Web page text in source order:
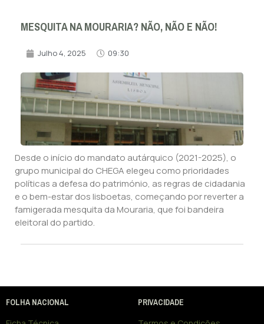
MESQUITA NA MOURARIA? NÃO, NÃO E NÃO!
Julho 4, 2025 09:30
Desde o início do mandato autárquico (2021-2025), o
grupo municipal do CHEGA elegeu como prioridades
políticas a defesa do património, as regras de cidadania
e o bem-estar dos lisboetas, começando por reverter a
famigerada mesquita da Mouraria, que foi bandeira
eleitoral do partido.
FOLHA NACIONAL PRIVACIDADE